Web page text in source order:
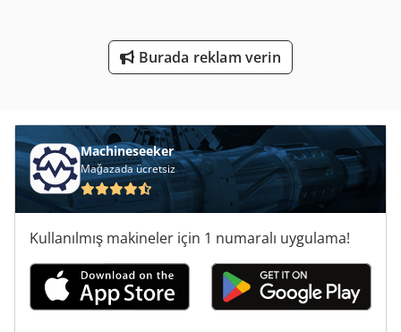
Burada reklam verin
Machineseeker
Mağazada ücretsiz
Kullanılmış makineler için 1 numaralı uygulama!